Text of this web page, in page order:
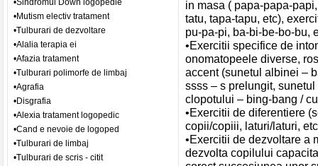
•Sindromul Down logopedie
•Mutism electiv tratament
•Tulburari de dezvoltare
•Alalia terapia ei
•Afazia tratament
•Tulburari polimorfe de limbaj
•Agrafia
•Disgrafia
•Alexia tratament logopedic
•Cand e nevoie de logoped
•Tulburari de limbaj
•Tulburari de scris - citit
in masa ( papa-papa-
tatu, tapa-tapu, etc),
pu-pa-pi, ba-bi-be-bo-bu,
•Exercitii specifice de
onomatopeele diverse,
accent (sunetul albinei –
ssss – s prelungit,
clopotului – bing-bang /
•Exercitii de diferentiere
copii/copiii, laturi/laturi, etc
•Exercitii de dezvoltare a
dezvolta copilului